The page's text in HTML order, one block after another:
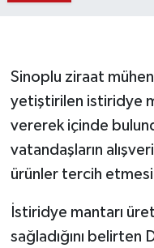
Sinoplu ziraat
yetiştirilen istiridye
vererek içinde
vatandaşların
ürünler tercih etmesi
İstiridye mantarı
sağladığını belirten